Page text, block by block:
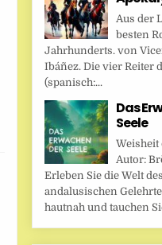
Aus der
besten
Jahrhunderts. von
Ibáñez. Die vier Reiter
(spanisch:...
Das
Seele
Weisheit
Autor:
Erleben Sie die Welt
andalusischen
hautnah und tauchen